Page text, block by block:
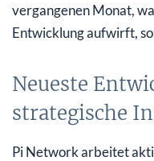
vergangenen Monat,
Entwicklung aufwirft,
Neueste
strategische
Pi Network arbeitet